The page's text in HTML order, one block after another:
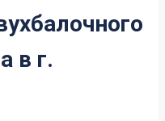
в г.